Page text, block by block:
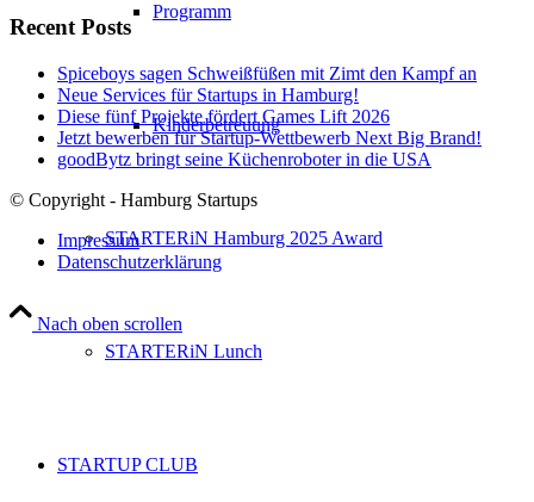
Programm
Kinderbetreuung
STARTERiN Hamburg 2025 Award
STARTERiN Lunch
STARTUP CLUB
Recent Posts
Spiceboys sagen Schweißfüßen mit Zimt den Kampf an
Neue Services für Startups in Hamburg!
Diese fünf Projekte fördert Games Lift 2026
Jetzt bewerben für Startup-Wettbewerb Next Big Brand!
goodBytz bringt seine Küchenroboter in die USA
© Copyright - Hamburg Startups
Impressum
Datenschutzerklärung
Nach oben scrollen